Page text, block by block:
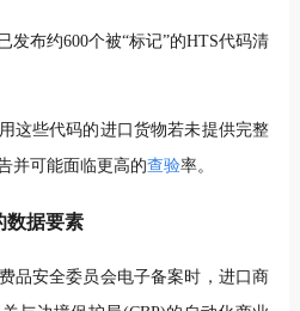
发布约600个被“标记”的HTS代码清
这些代码的进口货物若未提供完整
并可能面临更高的查验率。
数据要素
品安全委员会电子备案时，进口商